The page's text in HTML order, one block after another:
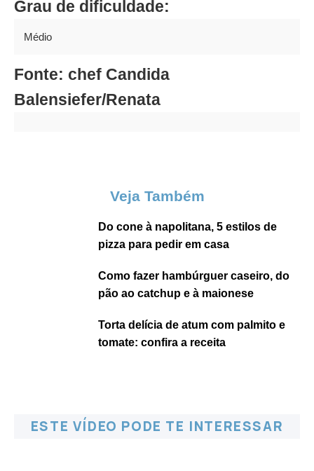
Grau de dificuldade:
Médio
Fonte: chef Candida
Balensiefer/Renata
Veja Também
Do cone à napolitana, 5 estilos de
pizza para pedir em casa
Como fazer hambúrguer caseiro, do
pão ao catchup e à maionese
Torta delícia de atum com palmito e
tomate: confira a receita
ESTE VÍDEO PODE TE INTERESSAR